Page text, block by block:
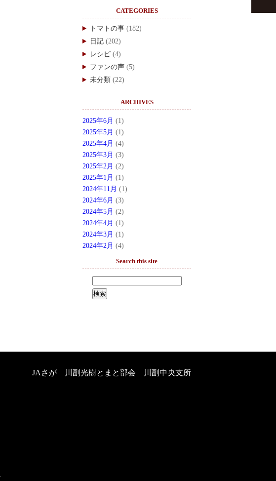
CATEGORIES
トマトの事 (182)
日記 (202)
レシピ (4)
ファンの声 (5)
未分類 (22)
ARCHIVES
2025年6月 (1)
2025年5月 (1)
2025年4月 (4)
2025年3月 (3)
2025年2月 (2)
2025年1月 (1)
2024年11月 (1)
2024年6月 (3)
2024年5月 (2)
2024年4月 (1)
2024年3月 (1)
2024年2月 (4)
Search this site
JAさが 川副光樹とまと部会 川副中央支所